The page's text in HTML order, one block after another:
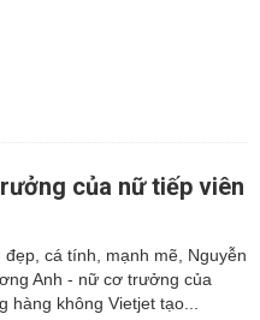
của nữ tiếp viên
đẹp, cá tính, mạnh mẽ, Nguyễn
Anh - nữ cơ trưởng của
hàng không Vietjet tạo...